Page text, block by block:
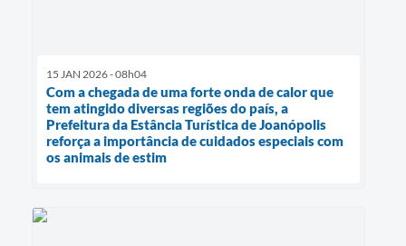
15 JAN 2026 - 08h04
Com a chegada de uma forte onda de calor que
tem atingido diversas regiões do país, a
Prefeitura da Estância Turística de Joanópolis
reforça a importância de cuidados especiais com
os animais de estim